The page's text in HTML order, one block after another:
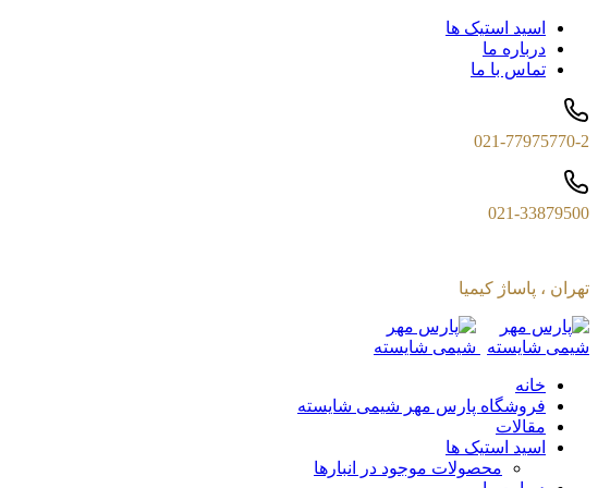
اسید استیک ها
درباره ما
تماس با ما
021-77975770-2
021-33879500
تهران ، پاساژ کیمیا
خانه
فروشگاه پارس مهر شیمی شایسته
مقالات
اسید استیک ها
محصولات موجود در انبارها